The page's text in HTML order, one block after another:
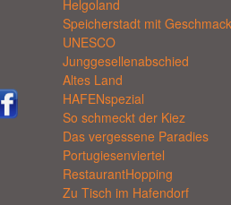
Helgoland
Speicherstadt mit Geschmack
UNESCO
Junggesellenabschied
Altes Land
HAFENspezial
So schmeckt der Kiez
Das vergessene Paradies
Portugiesenviertel
RestaurantHopping
Zu Tisch im Hafendorf